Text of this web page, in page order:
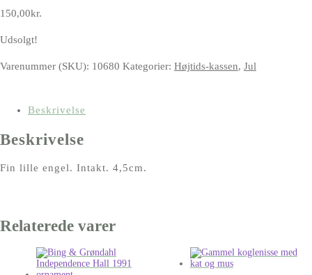
150,00kr.
Udsolgt!
Varenummer (SKU): 10680 Kategorier: Højtids-kassen, Jul
Beskrivelse
Beskrivelse
Fin lille engel. Intakt. 4,5cm.
Relaterede varer